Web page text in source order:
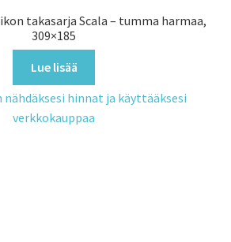
takasarja Scala – tumma harmaa,
309×185
Lue lisää
nähdäksesi hinnat ja käyttääksesi
verkkokauppaa